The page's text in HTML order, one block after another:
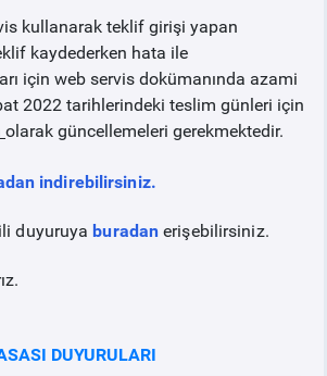
kullanarak teklif girişi yapan
kaydederken hata ile
için web servis dokümanında azami
2022 tarihlerindeki teslim günleri için
olarak güncellemeleri gerekmektedir.
indirebilirsiniz.
duyuruyaburadan erişebilirsiniz.
DUYURULARI